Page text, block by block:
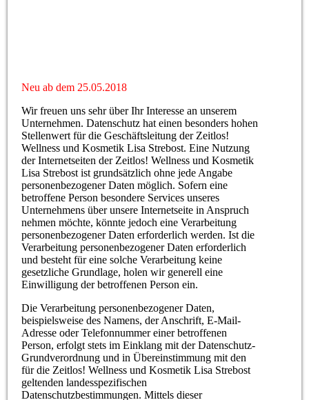
Neu ab dem 25.05.2018
Wir freuen uns sehr über Ihr Interesse an unserem
Unternehmen. Datenschutz hat einen besonders hohen
Stellenwert für die Geschäftsleitung der Zeitlos!
Wellness und Kosmetik Lisa Strebost. Eine Nutzung
der Internetseiten der Zeitlos! Wellness und Kosmetik
Lisa Strebost ist grundsätzlich ohne jede Angabe
personenbezogener Daten möglich. Sofern eine
betroffene Person besondere Services unseres
Unternehmens über unsere Internetseite in Anspruch
nehmen möchte, könnte jedoch eine Verarbeitung
personenbezogener Daten erforderlich werden. Ist die
Verarbeitung personenbezogener Daten erforderlich
und besteht für eine solche Verarbeitung keine
gesetzliche Grundlage, holen wir generell eine
Einwilligung der betroffenen Person ein.
Die Verarbeitung personenbezogener Daten,
beispielsweise des Namens, der Anschrift, E-Mail-
Adresse oder Telefonnummer einer betroffenen
Person, erfolgt stets im Einklang mit der Datenschutz-
Grundverordnung und in Übereinstimmung mit den
für die Zeitlos! Wellness und Kosmetik Lisa Strebost
geltenden landesspezifischen
Datenschutzbestimmungen. Mittels dieser